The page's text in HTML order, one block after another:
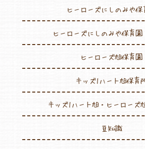
ヒーローズにしのみや保
ヒーローズにしのみや保育園
ヒーローズ旭保育園
キッズ1ハート旭保育
キッズ1ハート旭・ヒーローズ
豆知識